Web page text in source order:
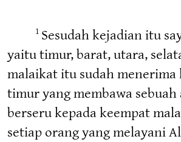
1 Sesudah kejadian itu
yaitu timur, barat, utara,
malaikat itu sudah
timur yang membawa
berseru kepada keempat
setiap orang yang melayani